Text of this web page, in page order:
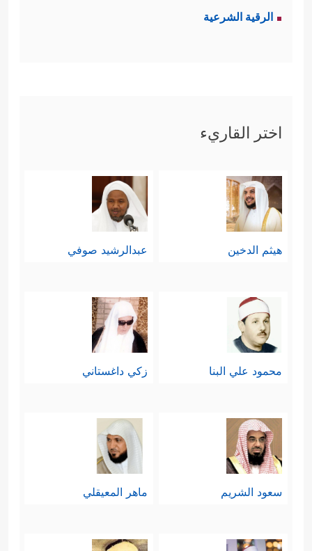
الرقية الشرعية
اختر القاريء
هيثم الدخين عبدالرشيد صوفي
محمود علي البنا زكي داغستاني
سعود الشريم ماهر المعيقلي